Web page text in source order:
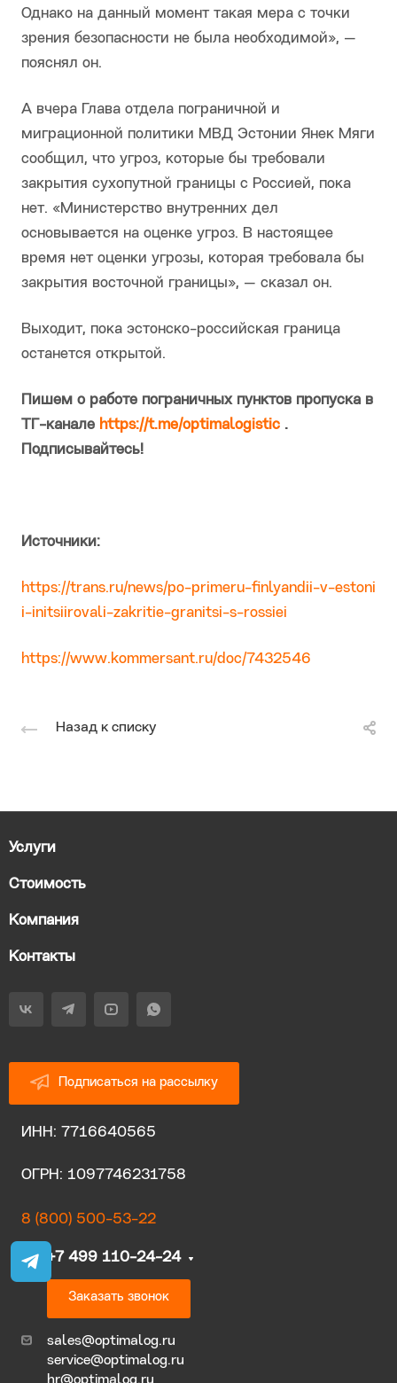
Однако на данный момент такая мера с точки
зрения безопасности не была необходимой», —
пояснял он.
А вчера Глава отдела пограничной и
миграционной политики МВД Эстонии Янек Мяги
сообщил, что угроз, которые бы требовали
закрытия сухопутной границы с Россией, пока
нет. «Министерство внутренних дел
основывается на оценке угроз. В настоящее
время нет оценки угрозы, которая требовала бы
закрытия восточной границы», — сказал он.
Выходит, пока эстонско-российская граница
останется открытой.
Пишем о работе пограничных пунктов пропуска в
ТГ-канале https://t.me/optimalogistic .
Подписывайтесь!
Источники:
https://trans.ru/news/po-primeru-finlyandii-v-estoni
i-initsiirovali-zakritie-granitsi-s-rossiei
https://www.kommersant.ru/doc/7432546
Назад к списку
Услуги
Стоимость
Компания
Контакты
Подписаться на рассылку
ИНН: 7716640565
ОГРН: 1097746231758
8 (800) 500-53-22
+7 499 110-24-24
Заказать звонок
sales@optimalog.ru
service@optimalog.ru